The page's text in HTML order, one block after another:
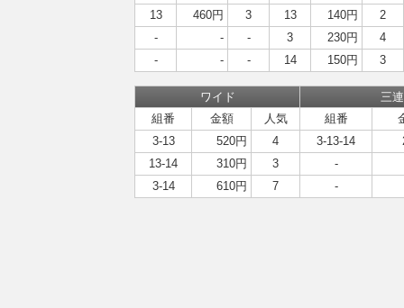
13
460円 3 13 140円
2
-
- - 3 230円
4
-
- - 14 150円 3
ワイド
三
組番
金額 人気 組番
3-13
520円 4 3-13-14
13-14
310円 3
-
3-14
610円 7 -